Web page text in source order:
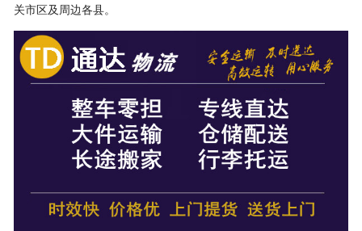
关市区及周边各县。